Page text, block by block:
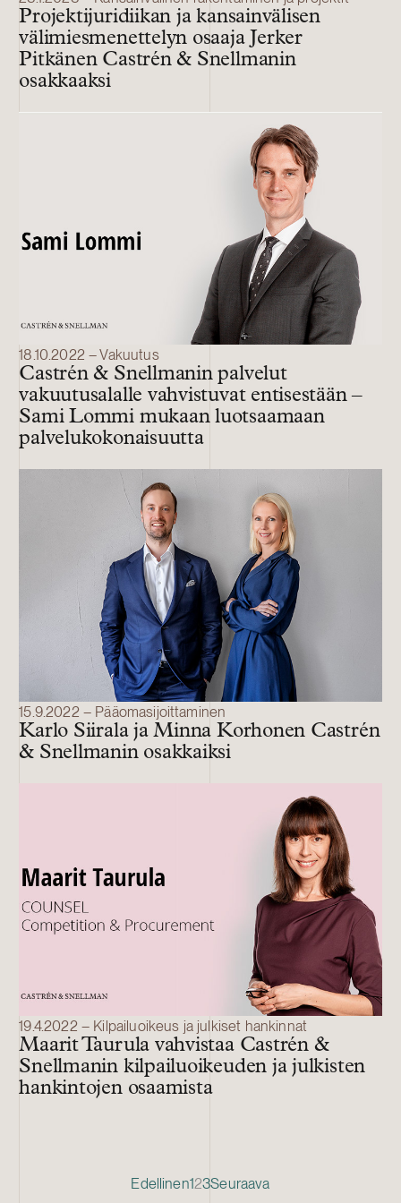
Projektijuridiikan ja kansainvälisen
välimiesmenettelyn osaaja Jerker
Pitkänen Castrén & Snellmanin
osakkaaksi
18.10.2022 – Vakuutus
Castrén & Snellmanin palvelut
vakuutusalalle vahvistuvat entisestään –
Sami Lommi mukaan luotsaamaan
palvelukokonaisuutta
15.9.2022 – Pääomasijoittaminen
Karlo Siirala ja Minna Korhonen Castrén
& Snellmanin osakkaiksi
19.4.2022 – Kilpailuoikeus ja julkiset hankinnat
Maarit Taurula vahvistaa Castrén &
Snellmanin kilpailuoikeuden ja julkisten
hankintojen osaamista
Tag paging
Edellinen123Seuraava